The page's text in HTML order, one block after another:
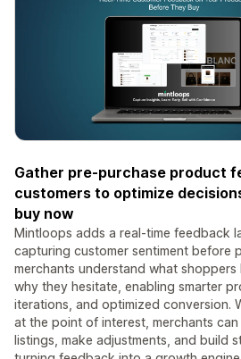
Gather pre-purchase product
customers to optimize
buy now
Mintloops adds a real-time feedback
capturing customer sentiment before
merchants understand what shoppers
why they hesitate, enabling smarter
iterations, and optimized conversion.
at the point of interest, merchants
listings, make adjustments, and build